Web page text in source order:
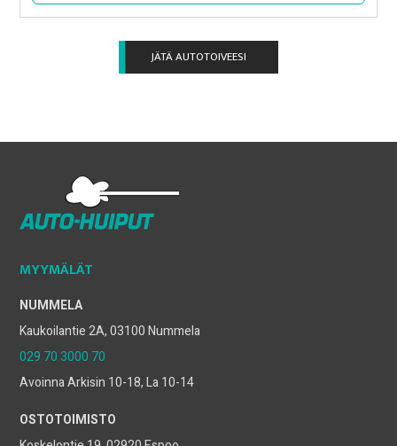
JÄTÄ AUTOTOIVEESI
MYYMÄLÄT
NUMMELA
Kaukoilantie 2A, 03100 Nummela
029 70 3000 70
Avoinna Arkisin 10-18, La 10-14
OSTOTOIMISTO